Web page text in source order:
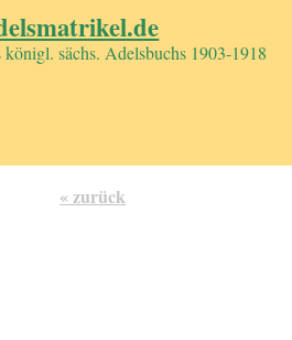
sächs. Adelsbuchs 1903-1918
« zurück